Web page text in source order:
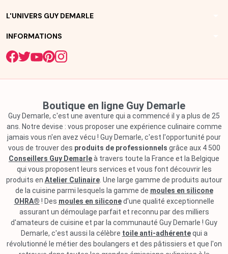
L'UNIVERS GUY DEMARLE
INFORMATIONS
Boutique en ligne Guy Demarle
Guy Demarle, c'est une aventure qui a commencé il y a plus de 25
ans. Notre devise : vous proposer une expérience culinaire comme
jamais vous n'en avez vécu ! Guy Demarle, c'est l'opportunité pour
vous de trouver des produits de professionnels grâce aux 4 500
Conseillers Guy Demarleà travers toute la France et la Belgique
qui vous proposent leurs services et vous font découvrir les
produits en Atelier Culinaire. Une large gamme de produits autour
de la cuisine parmi lesquels la gamme de moules en silicone
OHRA® ! Des moules en siliconed'une qualité exceptionnelle
assurant un démoulage parfait et reconnu par des milliers
d'amateurs de cuisine et par la communauté Guy Demarle ! Guy
Demarle, c'est aussi la célèbre toile anti-adhérentequi a
révolutionné le métier des boulangers et des pâtissiers et que l'on